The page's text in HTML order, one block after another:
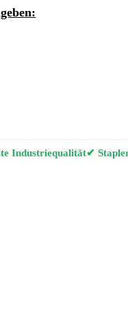
Industriequalität✔